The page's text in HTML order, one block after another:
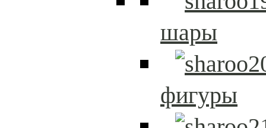
шары
фигуры